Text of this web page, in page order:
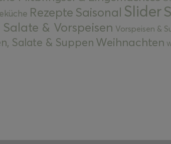
Rezepte Saisonal Slider
& Vorspeisen Vorspeisen &
Salate & Suppen Weihnachten